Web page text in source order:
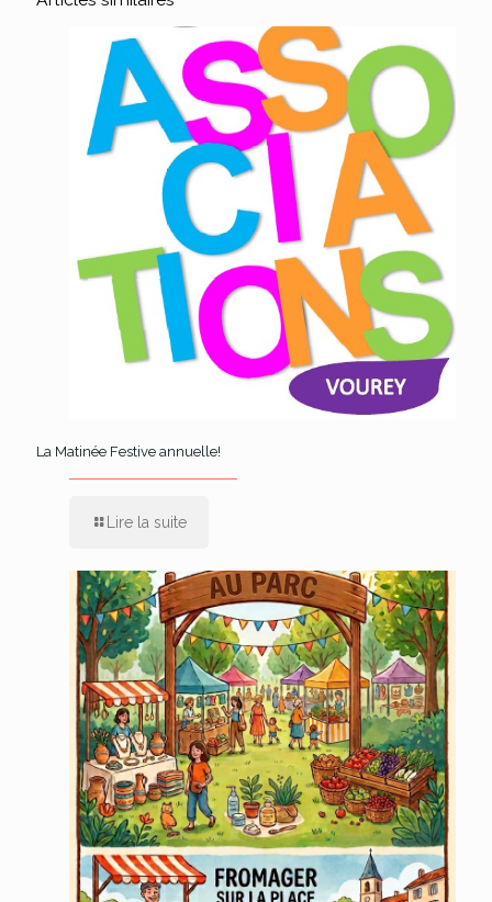
La Matinée Festive annuelle!
Lire la suite